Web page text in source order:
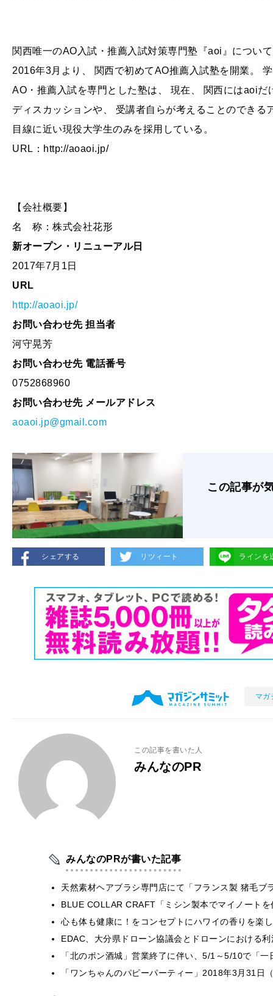
関西唯一のAO入試・推薦入試対策専門塾『aoi』について
2016年3月より、 関西で初めてAO推薦入試塾を開業。
AO・推薦入試を専門とした塾は、 現在、 関西にはaoi
ディスカッションや、 受講者自らが考えることのでき
目線に近い現役大学生のみを採用している。
URL：http://aoaoi.jp/
【会社概要】
名 称：株式会社花形
新オープン・リニューアル日
2017年7月1日
URL
http://aoaoi.jp/
お問い合わせ先 担当者
河守晃芳
お問い合わせ先 電話番号
0752868960
お問い合わせ先 メールアドレス
aoaoi.jp@gmail.com
この記事が
シェアする リツィート ラインを
マガ
この記事を書いた人
みんなのPR
みんなのPRが書いた記事
天然素材ヘアブラシ専門店にて「フランス製 猪毛ブ
BLUE COLLAR CRAFT「ミシン製本でマイノート
心も体も健康に！をコンセプトにハワイの香りを楽
EDAC、大分県ドローン協議会とドローンにおける
「北のポン酒城」営業終了に伴い、5/1～5/10で「
「ワンちゃんのパピーパーティー」2018年3月31日